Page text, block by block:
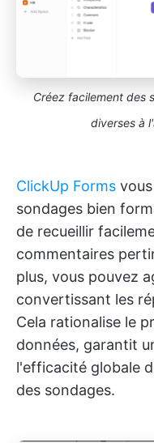
Créez facilement des
diverses à
ClickUp Forms
sondages bien
de recueillir
commentaires
plus, vous pouvez
convertissant les
Cela rationalise le
données, garantit
l'efficacité globale
des sondages.